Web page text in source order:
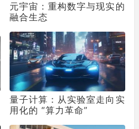
元宇宙：重构数字与现实的
融合生态
量子计算：从实验室走向实
用化的 “算力革命”